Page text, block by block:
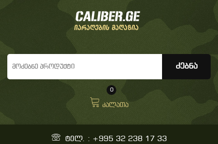
0
კალათა
ტელ. : +995 32 238 17 33